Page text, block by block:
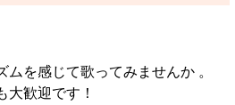
を感じて歌ってみませんか 。
歓迎です！